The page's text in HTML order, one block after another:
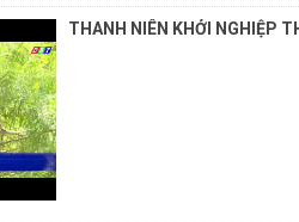
THANH NIÊN KHỞI NGHIỆP